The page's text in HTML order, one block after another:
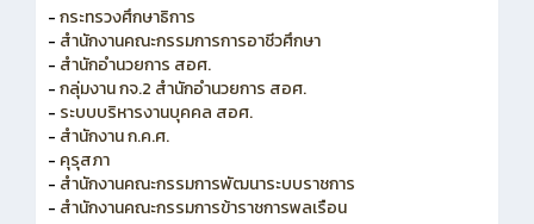
- กระทรวงศึกษาธิการ
- สำนักงานคณะกรรมการการอาชีวศึกษา
- สำนักอำนวยการ สอศ.
- กลุ่มงาน กจ.2 สำนักอำนวยการ สอศ.
- ระบบบริหารงานบุคคล สอศ.
- สำนักงาน ก.ค.ศ.
- คุรุสภา
- สำนักงานคณะกรรมการพัฒนาระบบราชการ